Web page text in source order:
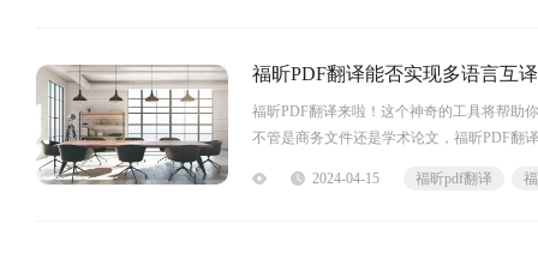
福昕PDF翻译能否实现多语言互
福昕PDF翻译来啦！这个神奇的工具将帮助
不管是商务文件还是学术论文，福昕PDF翻
文件中的文字内容快速准确地翻译成多种语
2024-04-15 福昕pdf翻译